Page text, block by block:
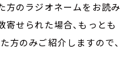
方のラジオネームをお読み
寄せられた場合、もっとも
方のみご紹介しますので、